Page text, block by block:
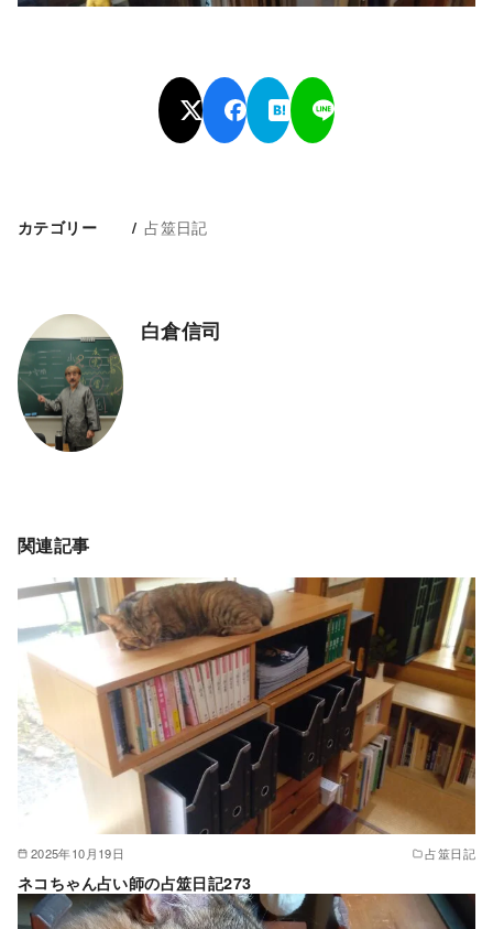
カテゴリー 占筮日記
白倉信司
関連記事
2025年10月19日 占筮日記
ネコちゃん占い師の占筮日記273